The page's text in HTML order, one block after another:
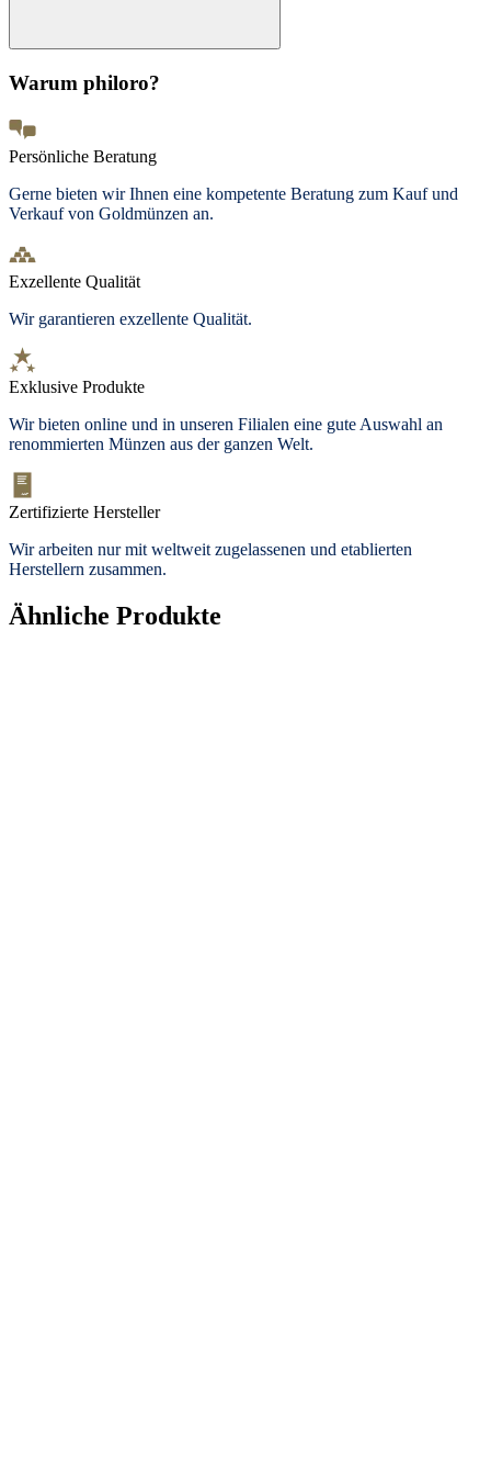
Warum philoro?
Persönliche Beratung
Gerne bieten wir Ihnen eine kompetente Beratung zum Kauf und
Verkauf von Goldmünzen an.
Exzellente Qualität
Wir garantieren exzellente Qualität.
Exklusive Produkte
Wir bieten online und in unseren Filialen eine gute Auswahl an
renommierten Münzen aus der ganzen Welt.
Zertifizierte Hersteller
Wir arbeiten nur mit weltweit zugelassenen und etablierten
Herstellern zusammen.
Ähnliche Produkte